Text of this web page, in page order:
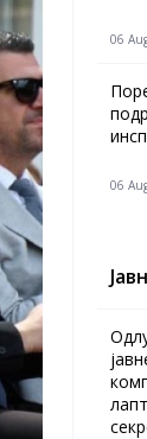
06
06